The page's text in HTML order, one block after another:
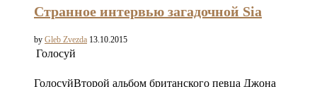
Странное интервью загадочной Sia
by Gleb Zvezda 13.10.2015
Голосуй
ГолосуйВторой альбом британского певца Джона